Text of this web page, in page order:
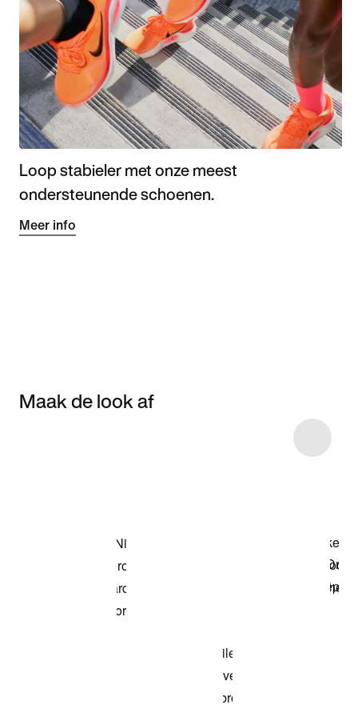
Loop stabieler met onze meest
ondersteunende schoenen.
Meer info
Maak de look af